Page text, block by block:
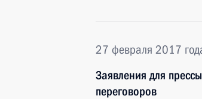
27 февраля 2017
Заявления для
переговоров